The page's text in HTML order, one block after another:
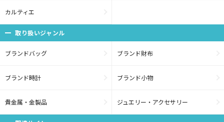
カルティエ
取り扱いジャンル
ブランドバッグ ブランド財布
ブランド時計 ブランド小物
貴金属・金製品 ジュエリー・アクセサリー